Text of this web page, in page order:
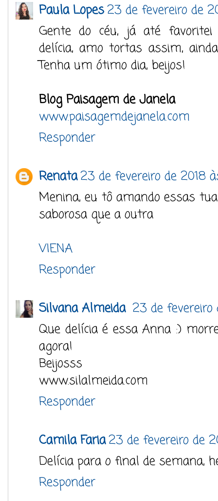
Paula Lopes23 de fevereiro de
Gente do céu, já até
delícia, amo tortas assim,
Tenha um ótimo dia, beijos!
Blog Paisagem de Janela
www.paisagemdejanela.com
Responder
Renata23 de fevereiro de 2018
Menina, eu tô amando essas
saborosa que a outra
VIENA
Responder
Silvana Almeida 23 de fevereiro
Que delícia é essa Anna :)
agora!
Beijosss
www.silalmeida.com
Responder
Camila Faria23 de fevereiro de
Delícia para o final de semana,
Responder